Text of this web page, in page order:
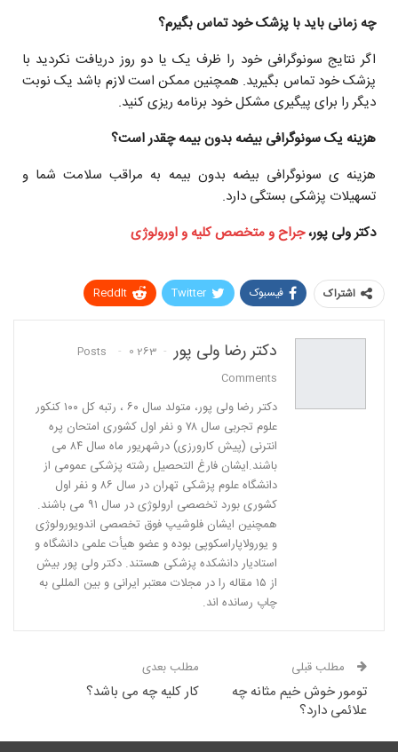
چه زمانی باید با پزشک خود تماس بگیرم؟
اگر نتایج سونوگرافی خود را ظرف یک یا دو روز دریافت نکردید با
پزشک خود تماس بگیرید. همچنین ممکن است لازم باشد یک نوبت
دیگر را برای پیگیری مشکل خود برنامه ریزی کنید.
هزینه یک سونوگرافی بیضه بدون بیمه چقدر است؟
هزینه ی سونوگرافی بیضه بدون بیمه به مراقب سلامت شما و
تسهیلات پزشکی بستگی دارد.
دکتر ولی پور،جراح و متخصص کلیه و اورولوژی
اشتراک فیسبوک Twitter
ReddIt
Linkedin
دکتر رضا ولی پور 263 Posts
0
Comments
دكتر رضا ولی پور، متولد سال ٦٠ ، رتبه كل ١٠٠ كنكور
علوم تجربی سال ٧٨ و نفر اول كشوری امتحان پره
انترنی (پیش كارورزی) درشهریور ماه سال ٨٤ می
باشند.ایشان فارغ التحصیل رشته پزشكی عمومی از
دانشگاه علوم پزشكی تهران در سال ٨٦ و نفر اول
كشوری بورد تخصصی ارولوژی در سال ٩١ می باشند.
همچنین ایشان فلوشیپ فوق تخصصی اندویورولوژی
و یورولاپاراسكوپی بوده و عضو هیأت علمی دانشگاه و
استادیار دانشكده پزشكی هستند. دکتر ولی پور بیش
از ١٥ مقاله را در مجلات معتبر ایرانی و بین المللی به
چاپ رسانده اند.
مطلب قبلی
تومور خوش خیم مثانه چه
علائمی دارد؟
مطلب بعدی
کار کلیه چه می باشد؟